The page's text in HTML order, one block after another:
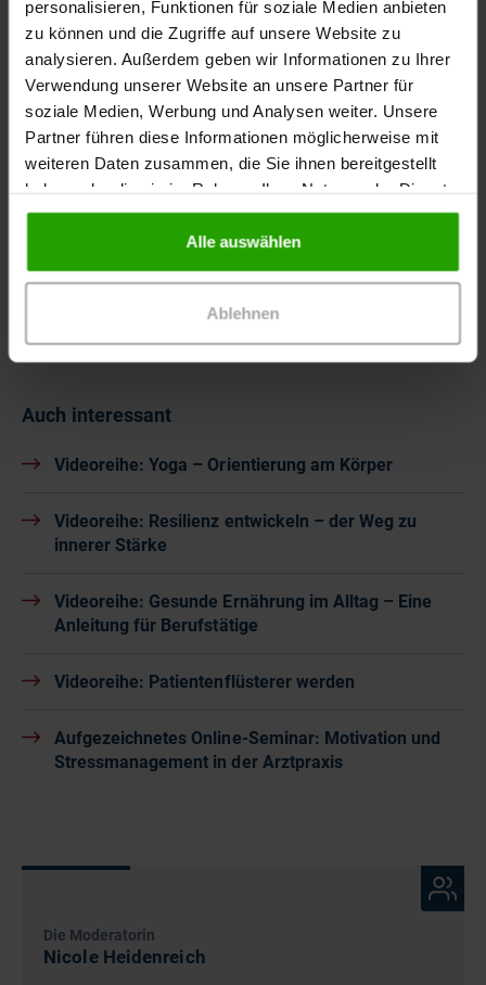
personalisieren, Funktionen für soziale Medien anbieten
zu können und die Zugriffe auf unsere Website zu
analysieren. Außerdem geben wir Informationen zu Ihrer
Verwendung unserer Website an unsere Partner für
soziale Medien, Werbung und Analysen weiter. Unsere
Partner führen diese Informationen möglicherweise mit
weiteren Daten zusammen, die Sie ihnen bereitgestellt
haben oder die sie im Rahmen Ihrer Nutzung der Dienste
gesammelt haben.
Alle auswählen
Ablehnen
"Schlaf gut" - Yoga
Zeit für eine wichtige Abendroutine
Mit Yogaübungen die das Nervensystem
beruhigen
Teil 5 von 5
Auch interessant
Videoreihe: Yoga – Orientierung am Körper
Videoreihe: Resilienz entwickeln – der Weg zu
innerer Stärke
Videoreihe: Gesunde Ernährung im Alltag – Eine
Anleitung für Berufstätige
Videoreihe: Patientenflüsterer werden
Aufgezeichnetes Online-Seminar: Motivation und
Stressmanagement in der Arztpraxis
Die Moderatorin
Nicole Heidenreich